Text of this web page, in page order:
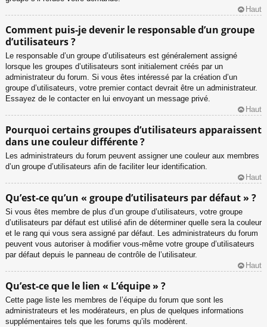
Haut
Comment puis-je devenir le responsable d’un groupe
d’utilisateurs ?
Le responsable d’un groupe d’utilisateurs est généralement assigné
lorsque les groupes d’utilisateurs sont initialement créés par un
administrateur du forum. Si vous êtes intéressé par la création d’un
groupe d’utilisateurs, votre premier contact devrait être un administrateur.
Essayez de le contacter en lui envoyant un message privé.
Haut
Pourquoi certains groupes d’utilisateurs apparaissent
dans une couleur différente ?
Les administrateurs du forum peuvent assigner une couleur aux membres
d’un groupe d’utilisateurs afin de faciliter leur identification.
Haut
Qu’est-ce qu’un « groupe d’utilisateurs par défaut » ?
Si vous êtes membre de plus d’un groupe d’utilisateurs, votre groupe
d’utilisateurs par défaut est utilisé afin de déterminer quelle sera la couleur
et le rang qui vous sera assigné par défaut. Les administrateurs du forum
peuvent vous autoriser à modifier vous-même votre groupe d’utilisateurs
par défaut depuis le panneau de contrôle de l’utilisateur.
Haut
Qu’est-ce que le lien « L’équipe » ?
Cette page liste les membres de l’équipe du forum que sont les
administrateurs et les modérateurs, en plus de quelques informations
supplémentaires tels que les forums qu’ils modèrent.